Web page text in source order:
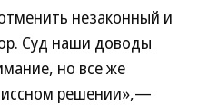
незаконный и
Суд наши доводы
но все же
решении»,—